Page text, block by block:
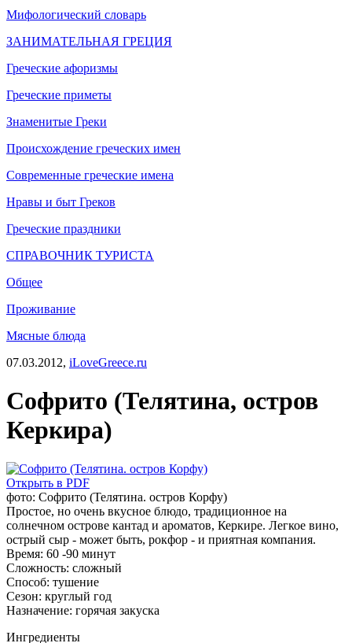
Мифологический словарь
ЗАНИМАТЕЛЬНАЯ ГРЕЦИЯ
Греческие афоризмы
Греческие приметы
Знаменитые Греки
Происхождение греческих имен
Современные греческие имена
Нравы и быт Греков
Греческие праздники
СПРАВОЧНИК ТУРИСТА
Общее
Проживание
Мясные блюда
07.03.2012, iLoveGreece.ru
Софрито (Телятина, остров
Керкира)
Открыть в PDF
фото: Софрито (Телятина. остров Корфу)
Простое, но очень вкусное блюдо, традиционное на
солнечном острове кантад и ароматов, Керкире. Легкое вино,
острый сыр - может быть, рокфор - и приятная компания.
Время: 60 -90 минут
Сложность: сложный
Способ: тушение
Сезон: круглый год
Назначение: горячая закуска
Ингредиенты